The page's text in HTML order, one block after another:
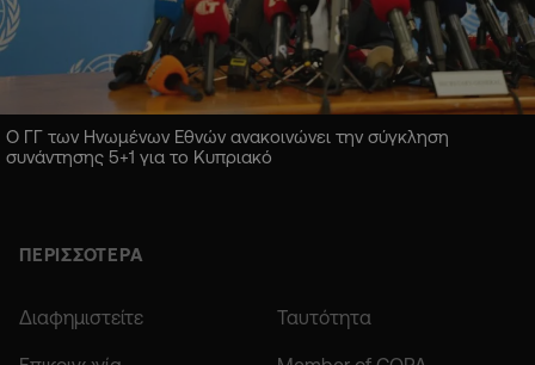
Ο ΓΓ των Ηνωμένων Εθνών ανακοινώνει την σύγκληση
συνάντησης 5+1 για το Κυπριακό
ΠΕΡΙΣΣΟΤΕΡΑ
Διαφημιστείτε Ταυτότητα